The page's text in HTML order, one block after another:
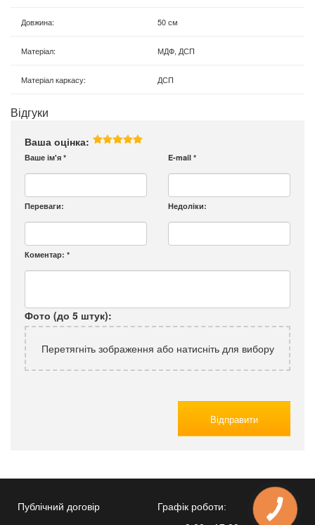
Довжина: 50 см
Матеріал: МДФ, ДСП
Матеріал каркасу: ДСП
Відгуки
Ваша оцінка:
Ваше ім'я * E-mail *
Переваги: Недоліки:
Коментар: *
Фото (до 5 штук):
Перетягніть зображення або натисніть для вибору
Відправити
Публічний договір
Графік роботи: